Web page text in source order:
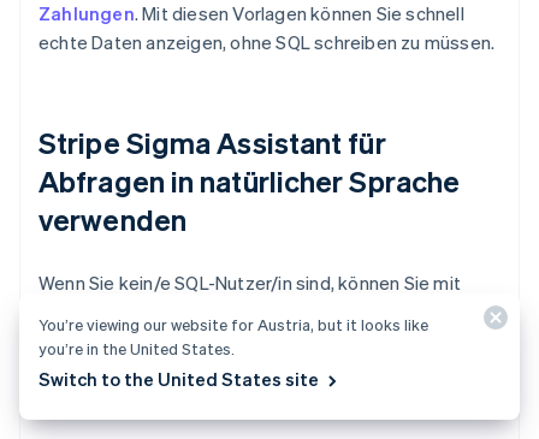
Zahlungen. Mit diesen Vorlagen können Sie schnell
echte Daten anzeigen, ohne SQL schreiben zu müssen.
Stripe Sigma Assistant für
Abfragen in natürlicher Sprache
verwenden
Wenn Sie kein/e SQL-Nutzer/in sind, können Sie mit
Englisch stellen. Sie könnten beispielsweise eingeben:
„Zeige den monatlich wiederkehrenden Umsatz nach
You’re viewing our website for Austria, but it looks like
you’re in the United States.
Switch to the United States site